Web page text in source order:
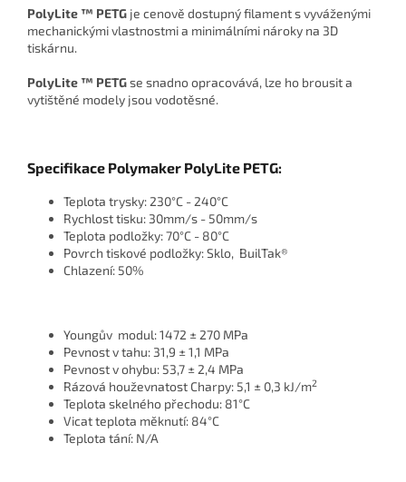
PolyLite ™ PETG je cenově dostupný filament s vyváženými
mechanickými vlastnostmi a minimálními nároky na 3D
tiskárnu.
PolyLite ™ PETGse snadno opracovává, lze ho brousit a
vytištěné modely jsou vodotěsné.
Specifikace Polymaker PolyLite PETG:
Teplota trysky: 230°C - 240°C
Rychlost tisku: 30mm/s - 50mm/s
Teplota podložky: 70°C - 80°C
Povrch tiskové podložky: Sklo, BuilTak®
Chlazení: 50%
Youngův modul: 1472 ± 270 MPa
Pevnost v tahu: 31,9 ± 1,1 MPa
Pevnost v ohybu: 53,7 ± 2,4 MPa
Rázová houževnatost Charpy: 5,1 ± 0,3 kJ/m2
Teplota skelného přechodu: 81°C
Vicat teplota měknutí: 84°C
Teplota tání: N/A